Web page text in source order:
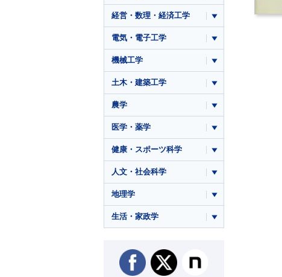
経営・数理・経済工学
電気・電子工学
機械工学
土木・建築工学
農学
医学・薬学
健康・スポーツ科学
人文・社会科学
地理学
生活・家政学